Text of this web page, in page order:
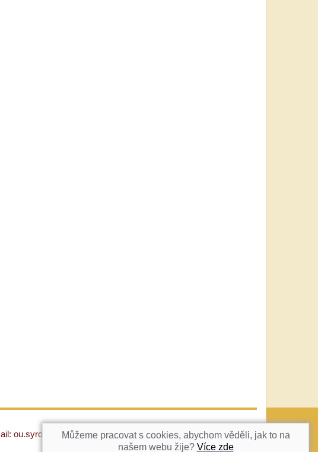
NAHORU
ou.syrovatka@c-box.czMůžeme pracovat s cookies, abychom věděli, jak to na
našem webu žije? Více zde